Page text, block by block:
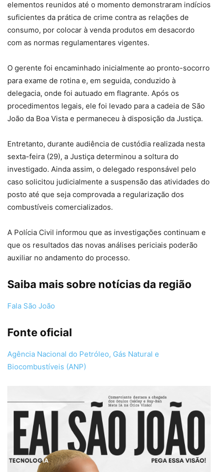
elementos reunidos até o momento demonstraram indícios
suficientes da prática de crime contra as relações de
consumo, por colocar à venda produtos em desacordo
com as normas regulamentares vigentes.
O gerente foi encaminhado inicialmente ao pronto-socorro
para exame de rotina e, em seguida, conduzido à
delegacia, onde foi autuado em flagrante. Após os
procedimentos legais, ele foi levado para a cadeia de São
João da Boa Vista e permaneceu à disposição da Justiça.
Entretanto, durante audiência de custódia realizada nesta
sexta-feira (29), a Justiça determinou a soltura do
investigado. Ainda assim, o delegado responsável pelo
caso solicitou judicialmente a suspensão das atividades do
posto até que seja comprovada a regularização dos
combustíveis comercializados.
A Polícia Civil informou que as investigações continuam e
que os resultados das novas análises periciais poderão
auxiliar no andamento do processo.
Saiba mais sobre notícias da região
Fala São João
Fonte oficial
Agência Nacional do Petróleo, Gás Natural e
Biocombustíveis (ANP)